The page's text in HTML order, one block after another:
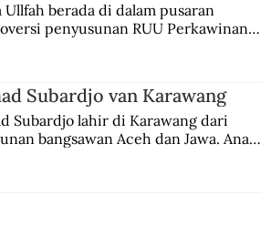
Ullfah berada di dalam pusaran
penyusunan RUU Perkawinan.
Subardjo van Karawang
Subardjo lahir di Karawang dari
bangsawan Aceh dan Jawa. Anak